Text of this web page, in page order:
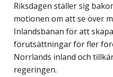
Riksdagen ställer sig
motionen om att se över
Inlandsbanan för att
förutsättningar för fler
Norrlands inland och
regeringen.